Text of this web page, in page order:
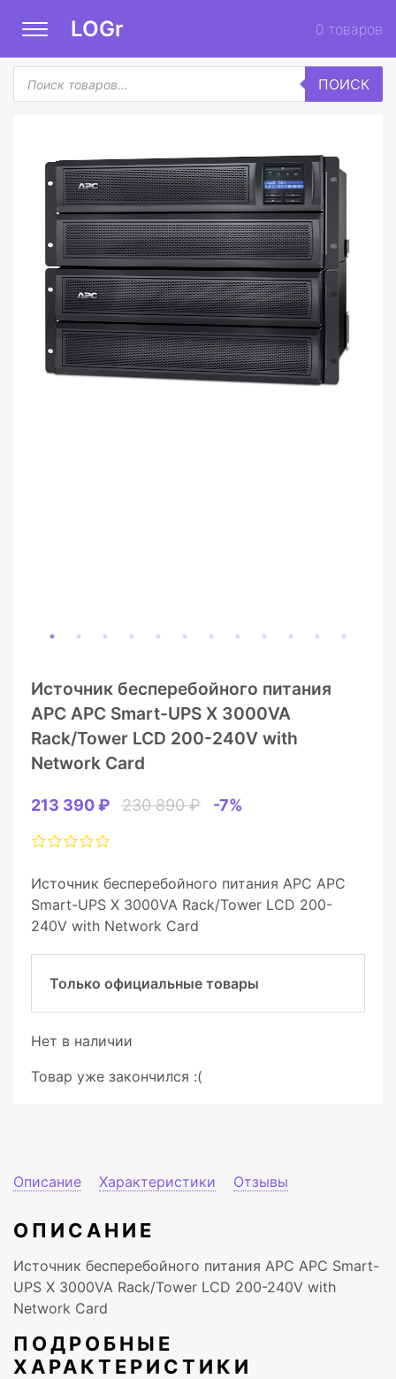
LOGr 0 товаров
Поиск
товаров
ПОИСК
Источник бесперебойного питания
APC APC Smart-UPS X 3000VA
Rack/Tower LCD 200-240V with
Network Card
213 390 ₽ 230 890 ₽ -7%
Источник бесперебойного питания APC APC
Smart-UPS X 3000VA Rack/Tower LCD 200-
240V with Network Card
Только официальные товары
Нет в наличии
Товар уже закончился :(
Описание Характеристики Отзывы
ОПИСАНИЕ
Источник бесперебойного питания APC APC Smart-
UPS X 3000VA Rack/Tower LCD 200-240V with
Network Card
ПОДРОБНЫЕ
ХАРАКТЕРИСТИКИ